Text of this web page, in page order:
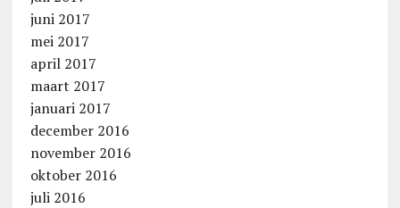
juni 2017
mei 2017
april 2017
maart 2017
januari 2017
december 2016
november 2016
oktober 2016
juli 2016